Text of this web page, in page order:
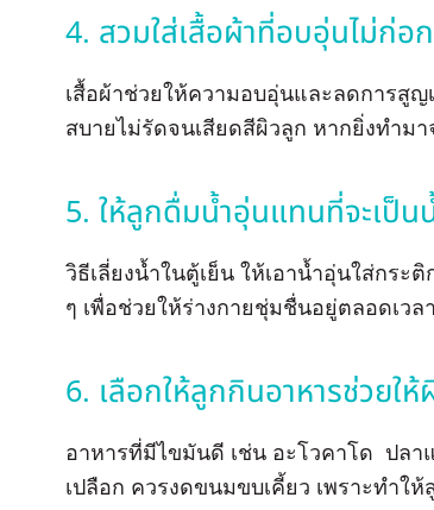
4. สวมใส่เสื้อผ้าที่อบอุ่นไม่ก่อ
เสื้อผ้าช่วยให้ความอบอุ่นและลดการสู
สบายไม่รัดจนเสียดสีผิวลูก หากยิ่งทำม
5. ให้ลูกดื่มน้ำอุ่นแทนที่จะเป็น
วิธีเลี่ยงน้ำในตู้เย็น ให้เอาน้ำอุ่นใส่กร
ๆ เพื่อช่วยให้ร่างกายชุ่มชื่นอยู่ตลอดเว
6. เลือกให้ลูกกินอาหารช่วยใ
อาหารที่มีไขมันดี เช่น อะโวคาโด ปล
เปลือก ควรงดขนมขบเคี้ยว เพราะทำให้